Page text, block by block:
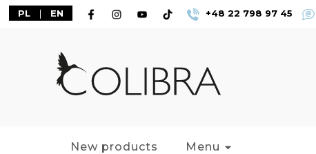
PL | EN +48 22 798 97 45
New products Menu